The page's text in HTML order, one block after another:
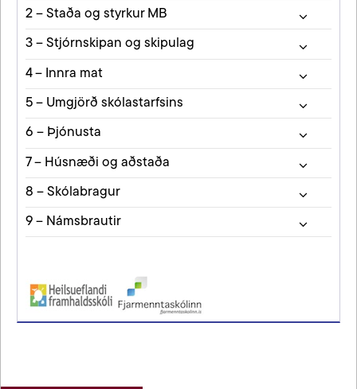
2 – Staða og styrkur MB
3 – Stjórnskipan og skipulag
4 – Innra mat
5 – Umgjörð skólastarfsins
6 – Þjónusta
7 – Húsnæði og aðstaða
8 – Skólabragur
9 – Námsbrautir